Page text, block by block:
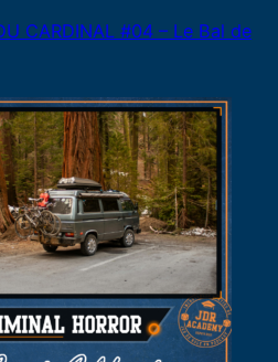
CARDINAL #04 – Le Bal de